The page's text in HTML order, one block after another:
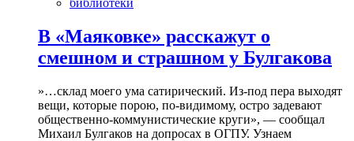
библиотеки
В «Маяковке» расскажут о
смешном и страшном у Булгакова
»…склад моего ума сатирический. Из-под пера выходят
вещи, которые порою, по-видимому, остро задевают
общественно-коммунистические круги», — сообщал
Михаил Булгаков на допросах в ОГПУ. Узнаем